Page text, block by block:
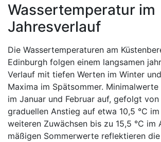
Wassertemperatur im
Jahresverlauf
Die Wassertemperaturen am
Edinburgh folgen einem langsamen
Verlauf mit tiefen Werten im Winter
Maxima im Spätsommer.
im Januar und Februar auf, gefolgt von
graduellen Anstieg auf etwa 10,5 °C
weiteren Zuwächsen bis zu 15,5 °C im
mäßigen Sommerwerte reflektieren